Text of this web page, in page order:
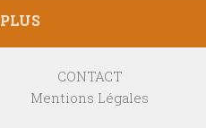
PLUS
CONTACT
Mentions Légales